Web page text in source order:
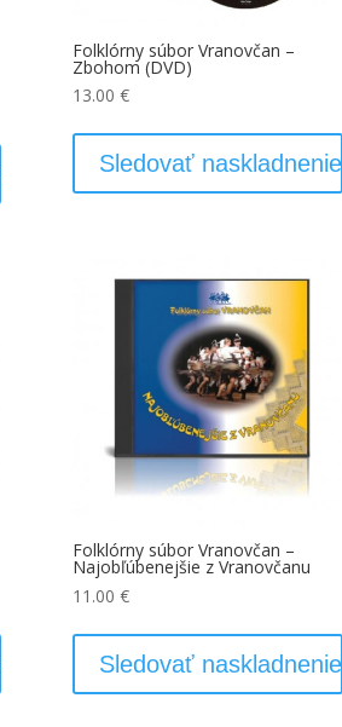
Folklórny súbor Vranovčan –
Zbohom (DVD)
13.00 €
Sledovať naskladnenie
Folklórny súbor Vranovčan –
Najobľúbenejšie z Vranovčanu
11.00 €
Sledovať naskladnenie